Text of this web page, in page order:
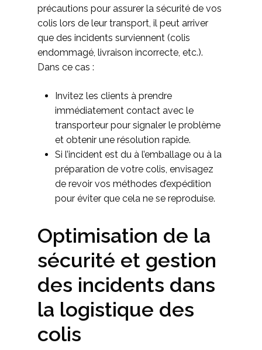
précautions pour assurer la sécurité de vos
colis lors de leur transport, il peut arriver
que des incidents surviennent (colis
endommagé, livraison incorrecte, etc.).
Dans ce cas :
Invitez les clients à prendre
immédiatement contact avec le
transporteur pour signaler le problème
et obtenir une résolution rapide.
Si l’incident est du à l’emballage ou à la
préparation de votre colis, envisagez
de revoir vos méthodes d’expédition
pour éviter que cela ne se reproduise.
Optimisation de la
sécurité et gestion
des incidents dans
la logistique des
colis